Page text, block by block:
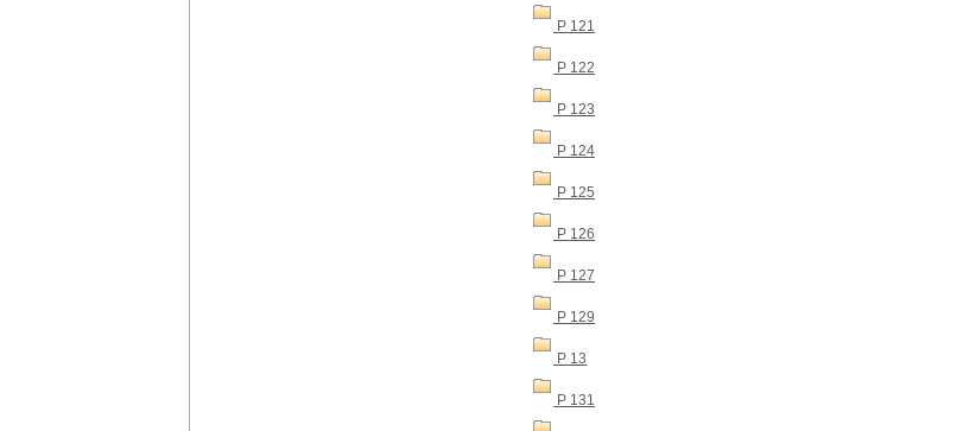
P 121
P 122
P 123
P 124
P 125
P 126
P 127
P 129
P 13
P 131